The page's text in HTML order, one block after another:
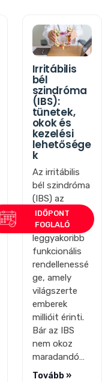
Irritábilis
bél
szindróma
(IBS):
tünetek,
okok és
kezelési
lehetősége
k
Az irritábilis
bél szindróma
(IBS) az
emésztőrend
szer egyik
leggyakoribb
funkcionális
rendellenessé
ge, amely
világszerte
emberek
millióit érinti.
Bár az IBS
nem okoz
maradandó…
Tovább »